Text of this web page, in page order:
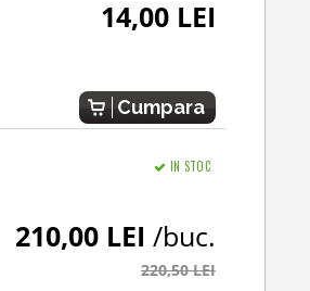
14,00 LEI
Cumpara
IN STOC
210,00 LEI /buc.
220,50 LEI